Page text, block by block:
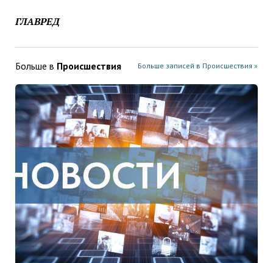
ГЛАВРЕД
Больше в Проиcшествия Больше записей в Проиcшествия »